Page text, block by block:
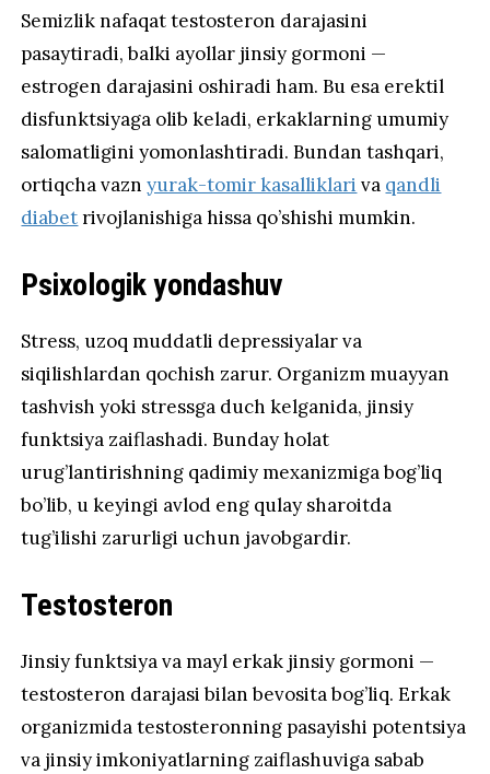
Semizlik nafaqat testosteron darajasini
pasaytiradi, balki ayollar jinsiy gormoni —
estrogen darajasini oshiradi ham. Bu esa erektil
disfunktsiyaga olib keladi, erkaklarning umumiy
salomatligini yomonlashtiradi. Bundan tashqari,
ortiqcha vaznyurak-tomir kasalliklari va qandli
diabetrivojlanishiga hissa qo’shishi mumkin.
Psixologik yondashuv
Stress, uzoq muddatli depressiyalar va
siqilishlardan qochish zarur. Organizm muayyan
tashvish yoki stressga duch kelganida, jinsiy
funktsiya zaiflashadi. Bunday holat
urug’lantirishning qadimiy mexanizmiga bog’liq
bo’lib, u keyingi avlod eng qulay sharoitda
tug’ilishi zarurligi uchun javobgardir.
Testosteron
Jinsiy funktsiya va mayl erkak jinsiy gormoni —
testosteron darajasi bilan bevosita bog’liq. Erkak
organizmida testosteronning pasayishi potentsiya
va jinsiy imkoniyatlarning zaiflashuviga sabab